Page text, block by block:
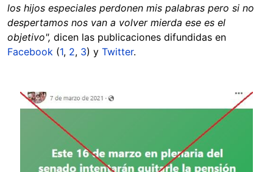
los hijos especiales perdonen mis palabras pero si no
despertamos nos van a volver mierda ese es el
objetivo", dicen las publicaciones difundidas en
Facebook (1, 2, 3) y Twitter.
Image